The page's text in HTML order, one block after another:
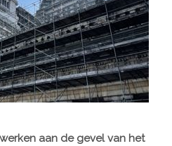
aan de gevel van het